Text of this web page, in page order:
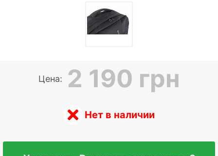
Цена: 2 190 грн
Нет в наличии